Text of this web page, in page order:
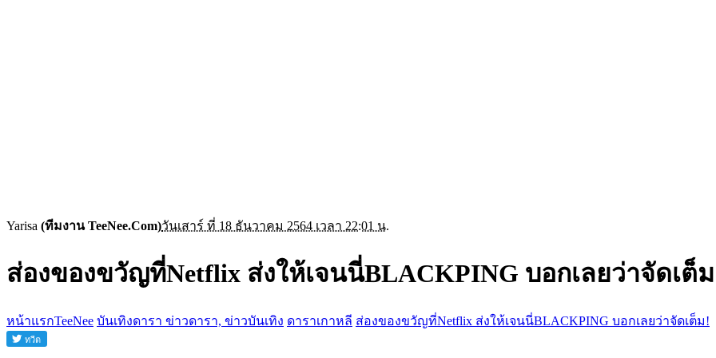
Yarisa (ทีมงาน TeeNee.Com)วันเสาร์ ที่ 18 ธันวาคม 2564 เวลา 22:01 น.
ส่องของขวัญที่Netflix ส่งให้เจนนี่BLACKPING บอกเลยว่าจัดเต็
หน้าแรกTeeNee บันเทิงดารา ข่าวดารา, ข่าวบันเทิง ดาราเกาหลี ส่องของขวัญที่Netflix ส่งให้เจนนี่BLACKPING บอกเลยว่าจัดเต็ม!